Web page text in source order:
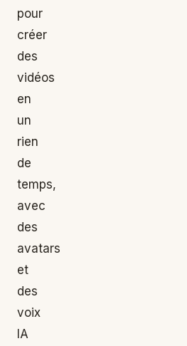
pour
créer
des
vidéos
en
un
rien
de
temps,
avec
des
avatars
et
des
voix
IA